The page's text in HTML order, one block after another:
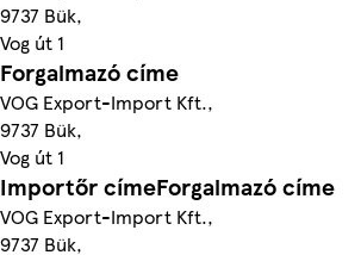
9737 Bük,
Vog út 1
Forgalmazó címe
VOG Export-Import Kft.,
9737 Bük,
Vog út 1
Importőr címeForgalmazó címe
VOG Export-Import Kft.,
9737 Bük,